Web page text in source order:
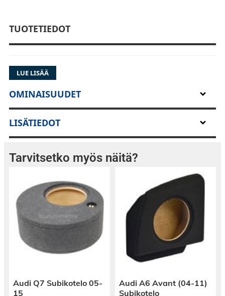
TUOTETIEDOT
LUE LISÄÄ
OMINAISUUDET
LISÄTIEDOT
Tarvitsetko myös näitä?
Audi Q7 Subikotelo 05-
15
Audi A6 Avant (04-11)
Subikotelo